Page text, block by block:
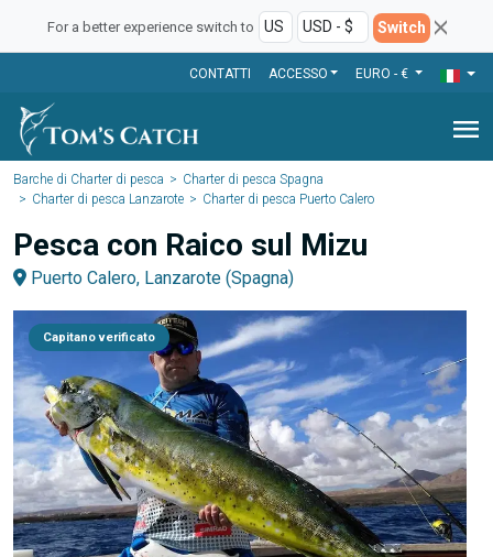
For a better experience switch to Switch
CONTATTI ACCESSO EURO - €
menu
Barche di Charter di pesca
Charter di pesca Spagna
Charter di pesca Lanzarote
Charter di pesca Puerto Calero
Pesca con Raico sul Mizu
Puerto Calero, Lanzarote (Spagna)
Capitano verificato